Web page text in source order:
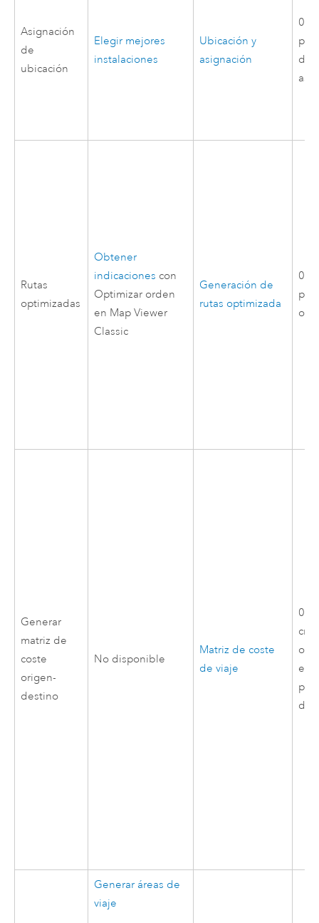
Asignación
de
ubicación
Elegir mejores
instalaciones
Ubicación y
asignación
0,1
por
de
Rutas
optimizadas
Obtener
indicaciones con
Optimizar orden
en Map Viewer
Classic
Generación de
rutas optimizada
0,5
por
Generar
matriz de
coste
origen-
destino
No disponible
Matriz de coste
de viaje
par
Generar áreas de
viaje